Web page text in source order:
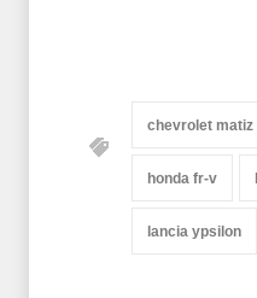
chevrolet matiz
honda fr-v
lancia ypsilon